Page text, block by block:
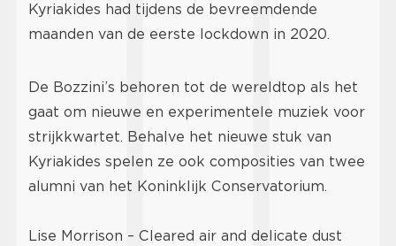
Kyriakides had tijdens de bevreemdende
maanden van de eerste lockdown in 2020.
De Bozzini’s behoren tot de wereldtop als het
gaat om nieuwe en experimentele muziek voor
strijkkwartet. Behalve het nieuwe stuk van
Kyriakides spelen ze ook composities van twee
alumni van het Koninklijk Conservatorium.
Lise Morrison – Cleared air and delicate dust